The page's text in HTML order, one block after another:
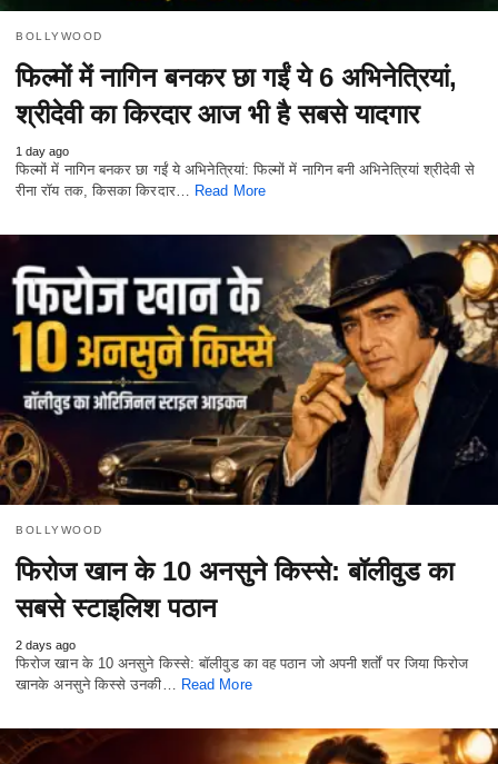
BOLLYWOOD
फिल्मों में नागिन बनकर छा गईं ये 6 अभिनेत्रियां,
श्रीदेवी का किरदार आज भी है सबसे यादगार
1 day ago
फिल्मों में नागिन बनकर छा गईं ये अभिनेत्रियां: फिल्मों में नागिन बनी अभिनेत्रियां श्रीदेवी से
रीना रॉय तक, किसका किरदार…
Read More
BOLLYWOOD
फिरोज खान के 10 अनसुने किस्से: बॉलीवुड का
सबसे स्टाइलिश पठान
2 days ago
फिरोज खान के 10 अनसुने किस्से: बॉलीवुड का वह पठान जो अपनी शर्तों पर जिया फिरोज
खानके अनसुने किस्से उनकी… Read More